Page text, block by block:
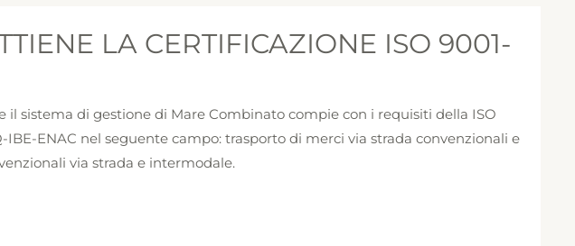
LA CERTIFICAZIONE ISO 9001-
il sistema di gestione di Mare Combinato compie con i requisiti della ISO
IBE-ENAC nel seguente campo: trasporto di merci via strada convenzionali e
via strada e intermodale.